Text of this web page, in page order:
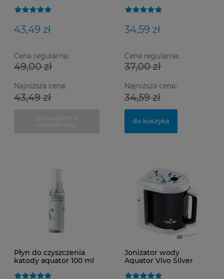
i borem Silor+B 200 ml
43,49 zł
Cena regularna:
49,00 zł
Najniższa cena:
43,49 zł
Ochrona Bariery
Herbata, Niacynamid,
Kwas Hialuronowy | Do
34,59 zł
Cena regularna:
37,00 zł
Najniższa cena:
34,59 zł
do koszyka
Płyn do czyszczenia
katody aquator 100 ml
Jonizator wody
Aquator Vivo Silver